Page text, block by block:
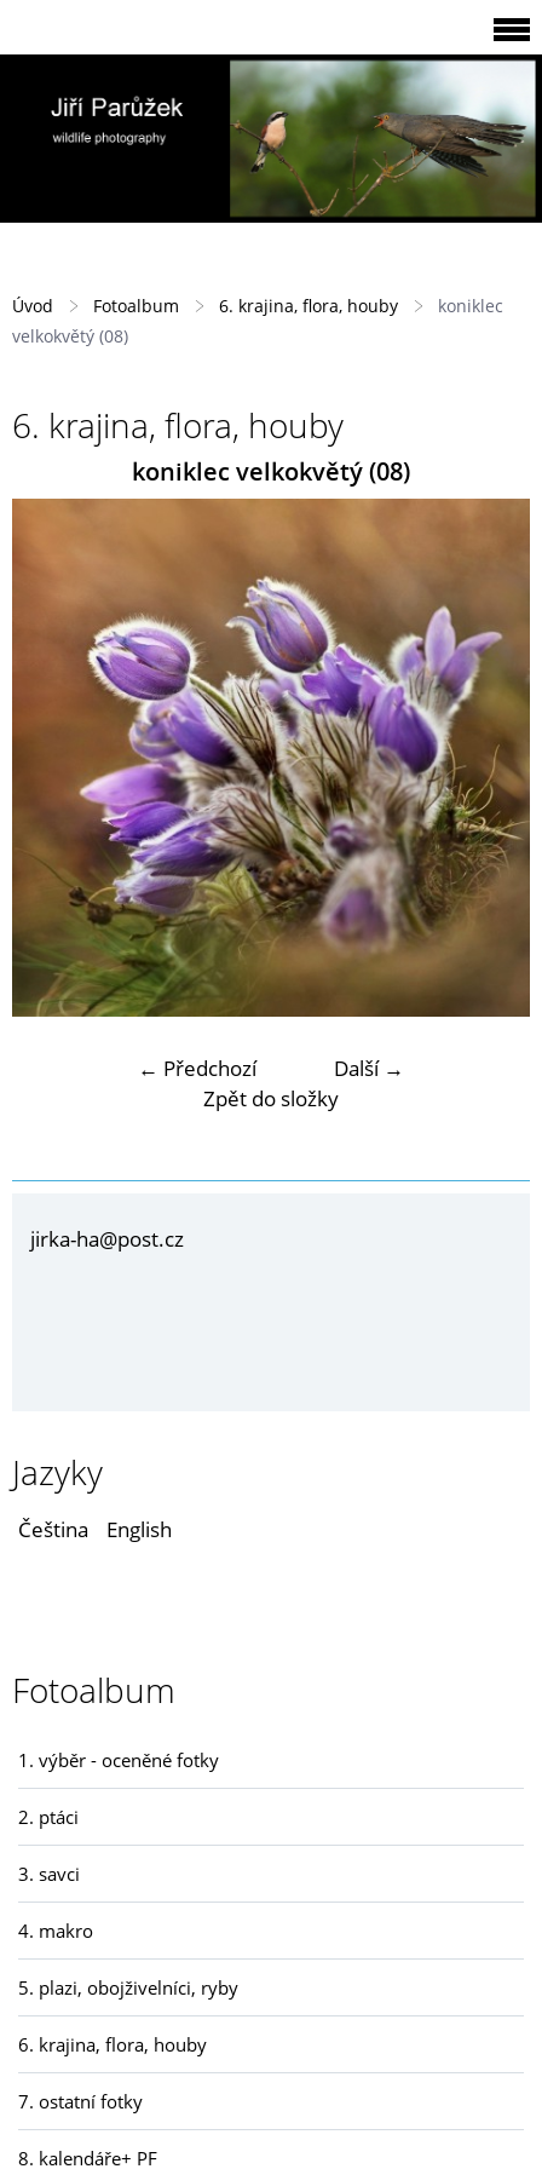
Úvod Fotoalbum 6. krajina, flora, houby
koniklec
velkokvětý (08)
6. krajina, flora, houby
koniklec velkokvětý (08)
← Předchozí
Další →
Zpět do složky
jirka-ha@post.cz
Jazyky
Čeština English
Fotoalbum
1. výběr - oceněné fotky
2. ptáci
3. savci
4. makro
5. plazi, obojživelníci, ryby
6. krajina, flora, houby
7. ostatní fotky
8. kalendáře+ PF